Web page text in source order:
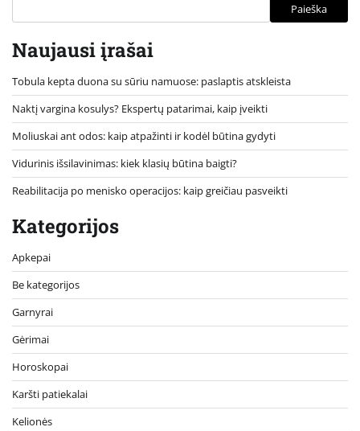
Paieška
Naujausi įrašai
Tobula kepta duona su sūriu namuose: paslaptis atskleista
Naktį vargina kosulys? Ekspertų patarimai, kaip įveikti
Moliuskai ant odos: kaip atpažinti ir kodėl būtina gydyti
Vidurinis išsilavinimas: kiek klasių būtina baigti?
Reabilitacija po menisko operacijos: kaip greičiau pasveikti
Kategorijos
Apkepai
Be kategorijos
Garnyrai
Gėrimai
Horoskopai
Karšti patiekalai
Kelionės